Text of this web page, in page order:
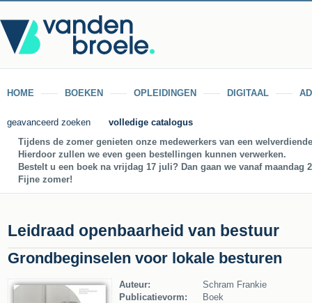
HOME BOEKEN OPLEIDINGEN DIGITAAL
geavanceerd zoeken
volledige catalogus
Tijdens de zomer genieten onze medewerkers van een
Hierdoor zullen we even geen bestellingen kunnen verwerken.
Bestelt u een boek na vrijdag 17 juli? Dan gaan we vanaf
Fijne zomer!
Leidraad openbaarheid van bestuur
Grondbeginselen voor lokale besturen
Auteur:
Schram Frankie
Publicatievorm:
Boek